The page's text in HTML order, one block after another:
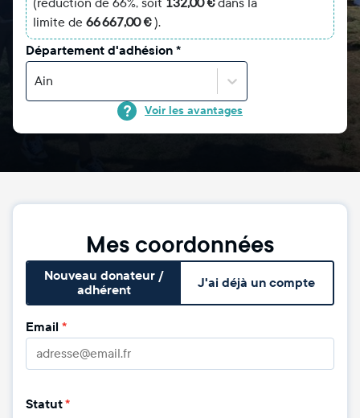
limite de 66 667,00 €).
Département d'adhésion*
Ain
Voir les avantages
Mes coordonnées
Nouveau donateur /
adhérent
J'ai déjà un compte
Email *
Statut*